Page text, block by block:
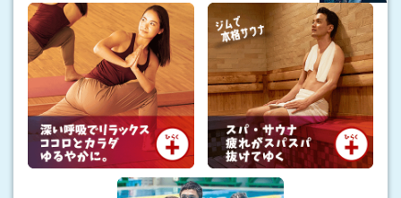
理
想
の
ス
タ
イ
の
避
暑
地
」